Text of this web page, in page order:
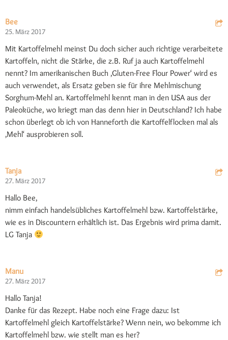
Bee
25. März 2017
Mit Kartoffelmehl meinst Du doch sicher auch richtige verarbeitete
Kartoffeln, nicht die Stärke, die z.B. Ruf ja auch Kartoffelmehl
nennt? Im amerikanischen Buch ‚Gluten-Free Flour Power‘ wird es
auch verwendet, als Ersatz geben sie für ihre Mehlmischung
Sorghum-Mehl an. Kartoffelmehl kennt man in den USA aus der
Paleoküche, wo kriegt man das denn hier in Deutschland? Ich habe
schon überlegt ob ich von Hanneforth die Kartoffelflocken mal als
‚Mehl‘ ausprobieren soll.
Tanja
27. März 2017
Hallo Bee,
nimm einfach handelsübliches Kartoffelmehl bzw. Kartoffelstärke,
wie es in Discountern erhältlich ist. Das Ergebnis wird prima damit.
LG Tanja
Manu
27. März 2017
Hallo Tanja!
Danke für das Rezept. Habe noch eine Frage dazu: Ist
Kartoffelmehl gleich Kartoffelstärke? Wenn nein, wo bekomme ich
Kartoffelmehl bzw. wie stellt man es her?